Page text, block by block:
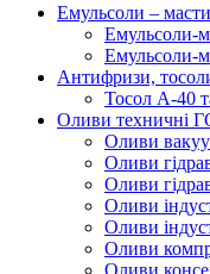
Емульсоли –
Емульсоли-
Емульсоли-
Антифризи,
Тосол А-40
Оливи техничні
Оливи
Оливи
Оливи
Оливи
Оливи
Оливи
Оливи